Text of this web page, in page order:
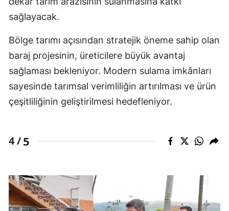
sağlayacak.
Bölge tarımı açısından stratejik öneme sahip olan
baraj projesinin, üreticilere büyük avantaj
sağlaması bekleniyor. Modern sulama imkânları
sayesinde tarımsal verimliliğin artırılması ve ürün
çeşitliliğinin geliştirilmesi hedefleniyor.
4 /5